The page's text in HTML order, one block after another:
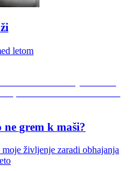
letom
ne grem k maši?
življenje zaradi obhajanja